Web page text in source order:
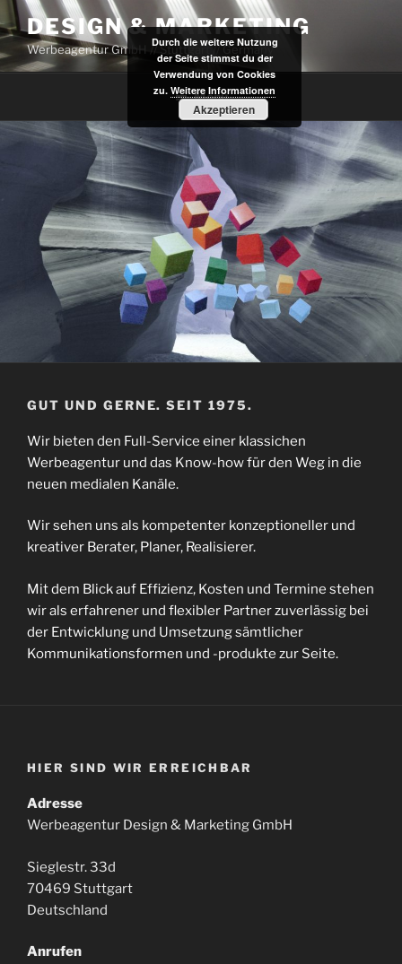
Zum
Inhalt
springen
DESIGN & MARKETING
Werbeagentur GmbH // Stuttgart // Germany
Menü
GUT UND GERNE. SEIT 1975.
Wir bieten den Full-Service einer klassichen
Werbeagentur und das Know-how für den Weg in die
neuen medialen Kanäle.
Wir sehen uns als kompetenter konzeptioneller und
kreativer Berater, Planer, Realisierer.
Mit dem Blick auf Effizienz, Kosten und Termine stehen
wir als erfahrener und flexibler Partner zuverlässig bei
der Entwicklung und Umsetzung sämtlicher
Kommunikationsformen und -produkte zur Seite.
HIER SIND WIR ERREICHBAR
Adresse
Werbeagentur Design & Marketing GmbH
Sieglestr. 33d
70469 Stuttgart
Deutschland
Anrufen
Durch die weitere Nutzung
der Seite stimmst du der
Verwendung von Cookies
zu. Weitere Informationen
Akzeptieren